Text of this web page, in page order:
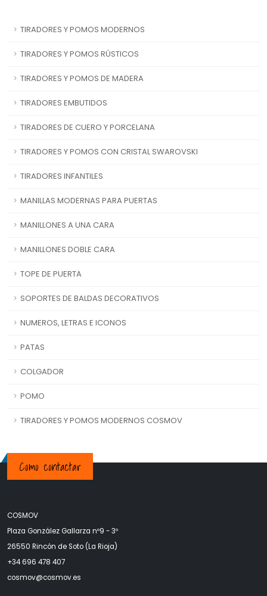
TIRADORES Y POMOS MODERNOS
TIRADORES Y POMOS RÚSTICOS
TIRADORES Y POMOS DE MADERA
TIRADORES EMBUTIDOS
TIRADORES DE CUERO Y PORCELANA
TIRADORES Y POMOS CON CRISTAL SWAROVSKI
TIRADORES INFANTILES
MANILLAS MODERNAS PARA PUERTAS
MANILLONES A UNA CARA
MANILLONES DOBLE CARA
TOPE DE PUERTA
SOPORTES DE BALDAS DECORATIVOS
NUMEROS, LETRAS E ICONOS
PATAS
COLGADOR
POMO
TIRADORES Y POMOS MODERNOS COSMOV
Como contactar
COSMOV
Plaza González Gallarza nº9 - 3º
26550 Rincón de Soto (La Rioja)
+34 696 478 407
cosmov@cosmov.es